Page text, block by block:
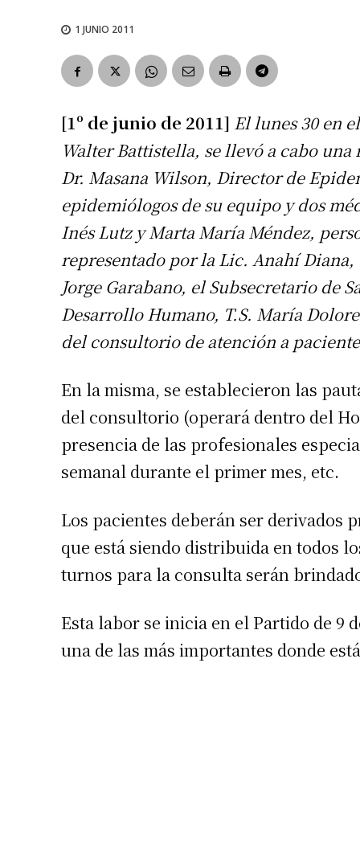
1 JUNIO 2011
[1º de junio de 2011] El lunes 30 en
Walter Battistella, se llevó a cabo
Dr. Masana Wilson, Director de
epidemiólogos de su equipo y dos
Inés Lutz y Marta María Méndez,
representado por la Lic. Anahí
Jorge Garabano, el Subsecretario de
Desarrollo Humano, T.S. María
del consultorio de atención a
En la misma, se establecieron las
del consultorio (operará dentro del
presencia de las profesionales
semanal durante el primer mes, etc.
Los pacientes deberán ser derivados
que está siendo distribuida en todos
turnos para la consulta serán
Esta labor se inicia en el Partido de 9
una de las más importantes donde